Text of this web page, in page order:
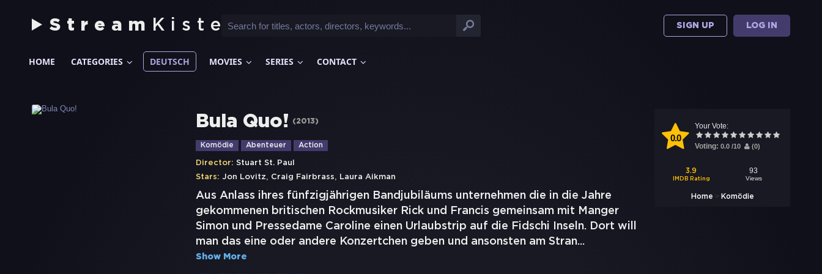
Stream Kiste SIGN UP LOG IN
HOME CATEGORIES DEUTSCH MOVIES SERIES CONTACT
0.0
Your Vote:
Voting: 0.0 /10 (0)
3.9
IMDB Rating
93
Views
Home > Komödie
Bula Quo! (2013)
Komödie Abenteuer Action
Director: Stuart St. Paul
Stars: Jon Lovitz, Craig Fairbrass, Laura Aikman
Aus Anlass ihres fünfzigjährigen Bandjubiläums unternehmen die in die Jahre
gekommenen britischen Rockmusiker Rick und Francis gemeinsam mit Manger
Simon und Pressedame Caroline einen Urlaubstrip auf die Fidschi Inseln. Dort will
man das eine oder andere Konzertchen geben und ansonsten am Stran...
Show More